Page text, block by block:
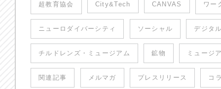
超教育協会 City&Tech CANVAS ワー
ニューロダイバーシティ ソーシャル デジタ
チルドレンズ・ミュージアム 鉱物 ミュージ
関連記事 メルマガ プレスリリース コ